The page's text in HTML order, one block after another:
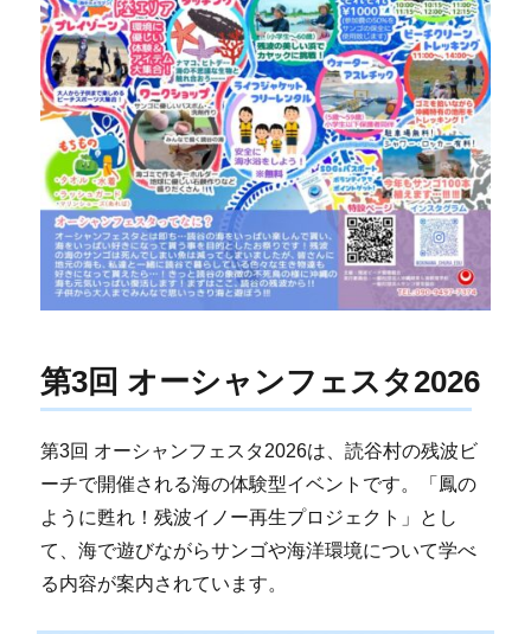
第3回 オーシャンフェスタ2026
第3回 オーシャンフェスタ2026は、読谷村の残波ビ
ーチで開催される海の体験型イベントです。「鳳の
ように甦れ！残波イノー再生プロジェクト」とし
て、海で遊びながらサンゴや海洋環境について学べ
る内容が案内されています。